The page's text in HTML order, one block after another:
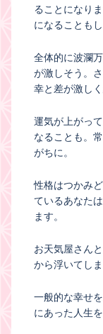
ることになり
になることもし
全体的に波瀾
が激しそう。
幸と差が激し
運気が上がっ
なることも。
がちに。
性格はつかみ
ているあなた
ます。
お天気屋さん
から浮いてし
一般的な幸せ
にあった人生